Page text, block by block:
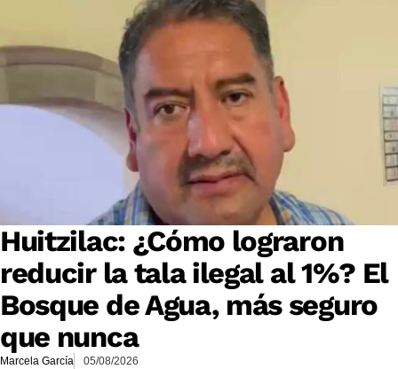
Huitzilac: ¿Cómo lograron
reducir la tala ilegal al 1%? El
Bosque de Agua, más seguro
que nunca
Marcela García 05/08/2026